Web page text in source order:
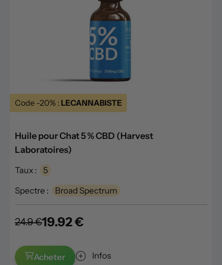
Code -20% : LECANNABISTE
Huile pour Chat 5 % CBD (Harvest
Laboratoires)
Taux : 5
Spectre : Broad Spectrum
24.9 €19.92 €
Acheter Infos